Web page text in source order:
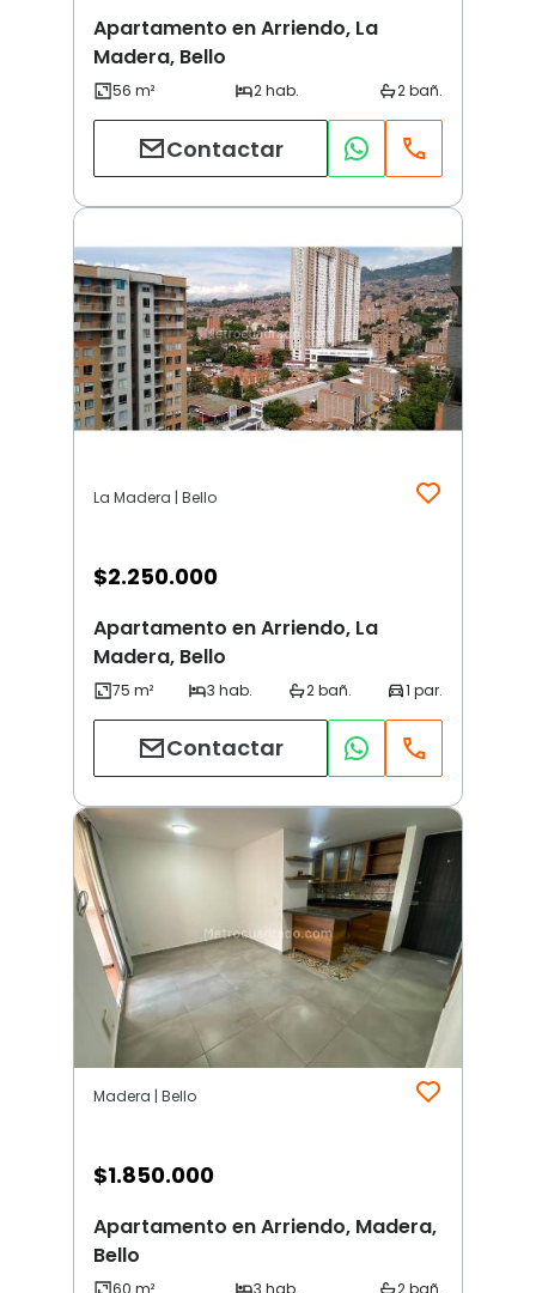
Apartamento en Arriendo, La
Madera, Bello
Contactar
La Madera | Bello
$2.250.000
Apartamento en Arriendo, La
Madera, Bello
Contactar
Madera | Bello
$1.850.000
Apartamento en Arriendo, Madera,
Bello